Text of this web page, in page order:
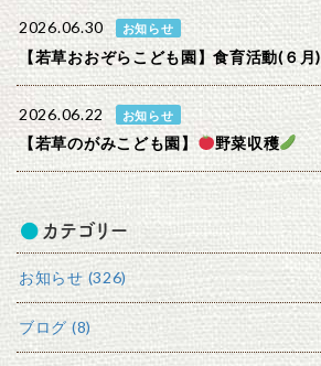
2026.06.30 お知らせ
【若草おおぞらこども園】食育活動(６月)
2026.06.22 お知らせ
【若草のがみこども園】 野菜収穫
カテゴリー
お知らせ (326)
ブログ (8)